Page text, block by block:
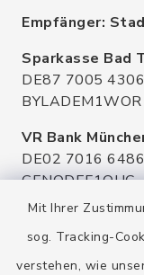
Mit Ihrer
sog. Tracking-
verstehen, wie
Empfänger:
Sparkasse Bad
DE87 7005
BYLADEM1WOR
VR Bank
DE02 7016
GENODEF1OHC
Raiffeisenbank
DE92 7016
GENODEF1HHS